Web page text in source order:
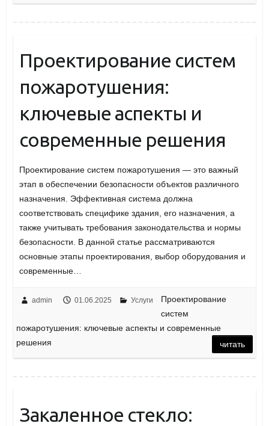
Проектирование систем
пожаротушения:
ключевые аспекты и
современные решения
Проектирование систем пожаротушения — это важный
этап в обеспечении безопасности объектов различного
назначения. Эффективная система должна
соответствовать специфике здания, его назначения, а
также учитывать требования законодательства и нормы
безопасности. В данной статье рассматриваются
основные этапы проектирования, выбор оборудования и
современные…
admin 01.06.2025 Услуги
Проектирование
систем
пожаротушения: ключевые аспекты и современные
решения
читать
Закаленное стекло: